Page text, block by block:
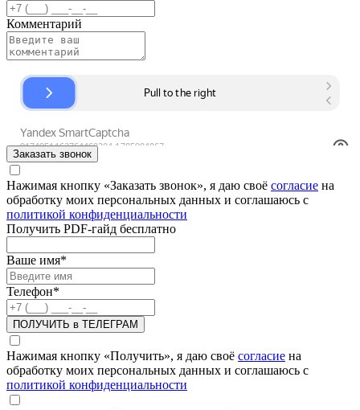
Комментарий
Заказать звонок
Нажимая кнопку «Заказать звонок», я даю своё согласие на
обработку моих персональных данных и соглашаюсь с
политикой конфиденциальности
Получить PDF-гайд бесплатно
Ваше имя*
Телефон*
ПОЛУЧИТЬ в ТЕЛЕГРАМ
Нажимая кнопку «Получить», я даю своё согласие на
обработку моих персональных данных и соглашаюсь с
политикой конфиденциальности